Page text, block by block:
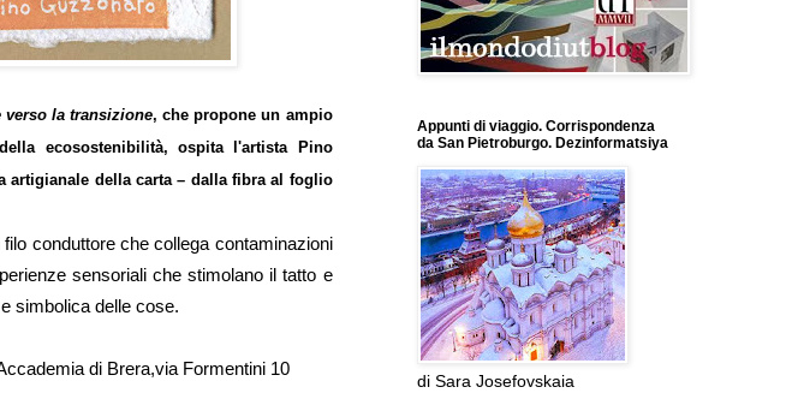
verso la transizione, che propone un ampio
ecosostenibilità, ospita l'artista Pino
artigianale della carta – dalla fibra al foglio
filo conduttore che collega contaminazioni
sensoriali che stimolano il tatto e
simbolica delle cose.
di Brera,via Formentini 10
Appunti di viaggio. Corrispondenza
da San Pietroburgo. Dezinformatsiya
di Sara Josefovskaia